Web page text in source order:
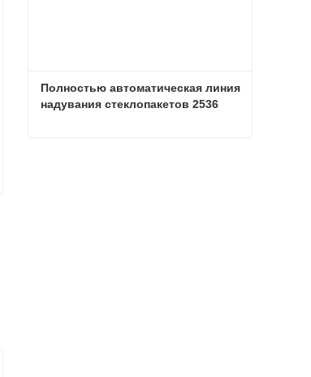
Полностью автоматическая линия
надувания стеклопакетов 2536